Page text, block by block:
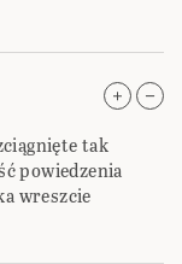
tak
powiedzenia
wreszcie